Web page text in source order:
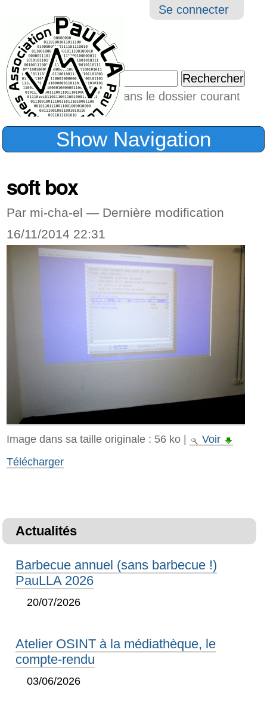
Outils
Se connecter
Chercher par
Seulement dans le dossier courant
Recherche
Show Navigation
soft box
Par mi-cha-el — Dernière modification
16/11/2014 22:31
Image dans sa taille originale : 56 ko|
Voir
Télécharger
Actualités
Barbecue annuel (sans barbecue !)
PauLLA 2026
20/07/2026
Atelier OSINT à la médiathèque, le
compte-rendu
03/06/2026